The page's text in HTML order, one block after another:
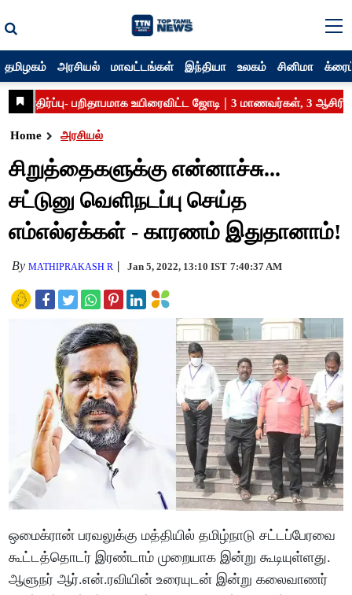
தமிழகம் அரசியல் மாவட்டங்கள் இந்தியா உலகம் சினிமா
Home அரசியல்
சிறுத்தைகளுக்கு என்னாச்சு...
சட்டுனு வெளிநடப்பு செய்த
எம்எல்ஏக்கள் - காரணம் இதுதானாம்!
ByMATHIPRAKASH R Jan 5, 2022, 13:10 IST 7:40:37 AM
ஒமைக்ரான் பரவலுக்கு மத்தியில் தமிழ்நாடு சட்டப்பேரவை
கூட்டத்தொடர் இரண்டாம் முறையாக இன்று கூடியுள்ளது.
ஆளுநர் ஆர்.என்.ரவியின் உரையுடன் இன்று கலைவாணர்